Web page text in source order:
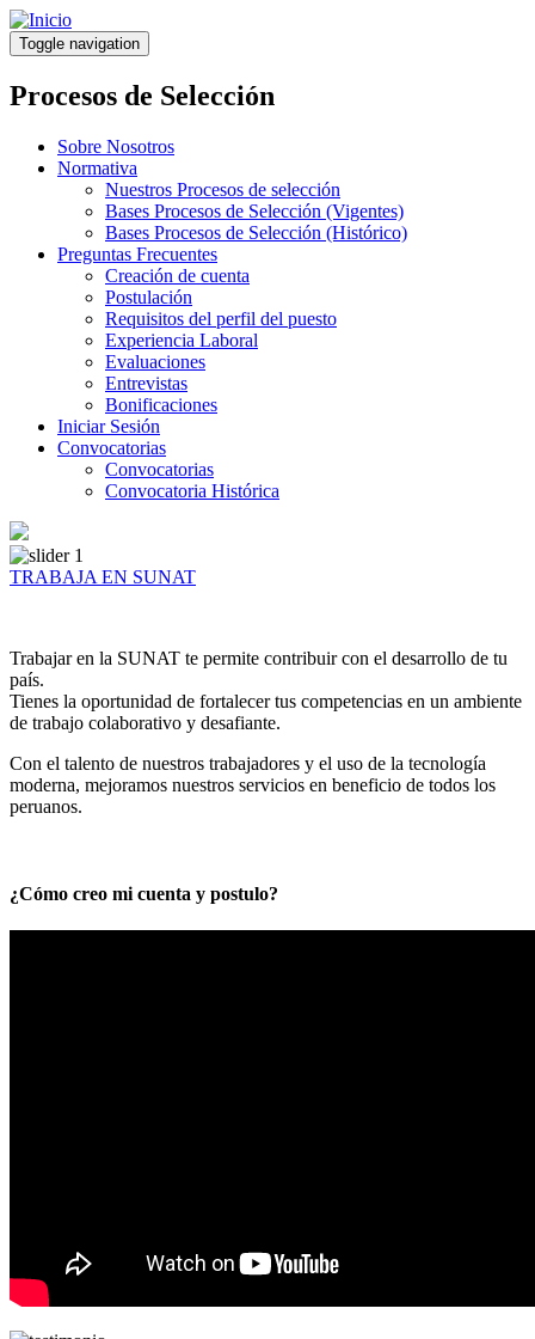
Pasar
al
contenido
principal
Toggle navigation
Procesos de Selección
Sobre Nosotros
Normativa
Nuestros Procesos de selección
Bases Procesos de Selección (Vigentes)
Bases Procesos de Selección (Histórico)
Preguntas Frecuentes
Creación de cuenta
Postulación
Requisitos del perfil del puesto
Experiencia Laboral
Evaluaciones
Entrevistas
Bonificaciones
Iniciar Sesión
Convocatorias
Convocatorias
Convocatoria Histórica
TRABAJA EN SUNAT
Trabajar en la SUNAT te permite contribuir con el desarrollo de tu
país.
Tienes la oportunidad de fortalecer tus competencias en un ambiente
de trabajo colaborativo y desafiante.
Con el talento de nuestros trabajadores y el uso de la tecnología
moderna, mejoramos nuestros servicios en beneficio de todos los
peruanos.
¿Cómo creo mi cuenta y postulo?